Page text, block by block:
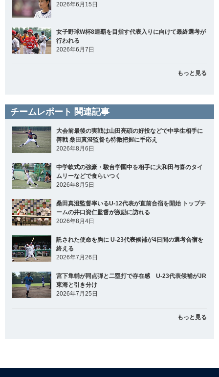
2026年6月15日
女子野球W杯8連覇を目指す代表入りに向けて最終選考が
行われる
2026年6月7日
もっと見る
チームレポート 関連記事
大会前最後の実戦は山田亮碩の好投などで中学生相手に
善戦 桑田真澄監督も特徴把握に手応え
2026年8月6日
中学軟式の強豪・駿台学園中を相手に大和田与喜のタイ
ムリーなどで食らいつく
2026年8月5日
桑田真澄監督率いるU-12代表が直前合宿を開始 トップチ
ームの井口資仁監督が激励に訪れる
2026年8月4日
託された使命を胸に U-23代表候補が4日間の選考合宿を
終える
2026年7月26日
宮下隼輔が同点弾と二塁打で存在感 U-23代表候補がJR
東海と引き分け
2026年7月25日
もっと見る